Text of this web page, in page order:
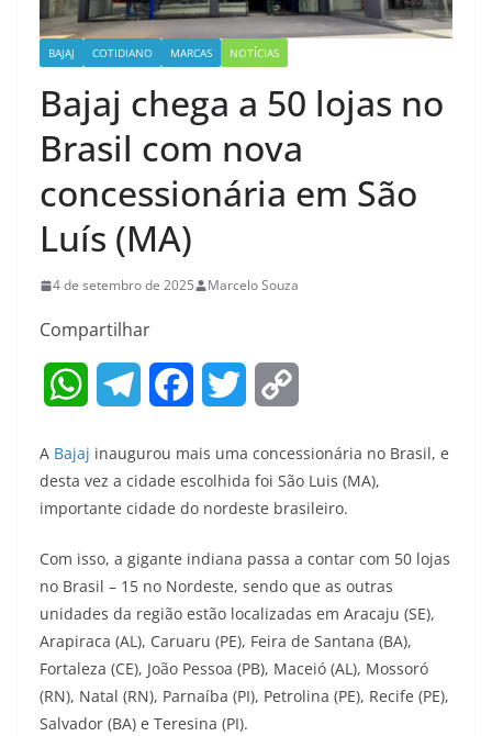
BAJAJ COTIDIANO MARCAS NOTÍCIAS
Bajaj chega a 50 lojas no
Brasil com nova
concessionária em São
Luís (MA)
4 de setembro de 2025 Marcelo Souza
Compartilhar
W
a
t
s
A
p
p
l
e
g
a
m
c
e
b
o
k
i
t
t
r
p
y
L
n
k
A Bajaj inaugurou mais uma concessionária no Brasil, e
desta vez a cidade escolhida foi São Luis (MA),
importante cidade do nordeste brasileiro.
Com isso, a gigante indiana passa a contar com 50 lojas
no Brasil – 15 no Nordeste, sendo que as outras
unidades da região estão localizadas em Aracaju (SE),
Arapiraca (AL), Caruaru (PE), Feira de Santana (BA),
Fortaleza (CE), João Pessoa (PB), Maceió (AL), Mossoró
(RN), Natal (RN), Parnaíba (PI), Petrolina (PE), Recife (PE),
Salvador (BA) e Teresina (PI).